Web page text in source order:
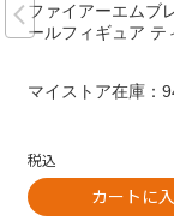
ファイアーエムブ
ールフィギュア テ
マイストア在庫：
税込
カートに